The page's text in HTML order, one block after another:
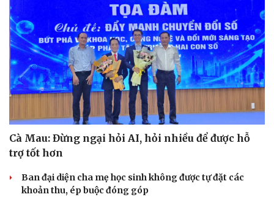
Sức khỏe
Dinh dưỡng - món ngon
Cây thuốc
Sản phụ khoa
Nam khoa
Phòng mạch online
Ăn sạch sống khỏe
Đời sống
Nhà đẹp
Blog
Tình yêu - Gia đình
Cà Mau: Đừng ngại hỏi AI, hỏi nhiều để được hỗ
trợ tốt hơn
Ban đại diện cha mẹ học sinh không được tự đặt các
khoản thu, ép buộc đóng góp